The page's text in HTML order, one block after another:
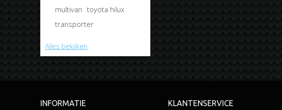
multivan toyota hilux
transporter
Alles bekijken
INFORMATIE KLANTENSERVICE